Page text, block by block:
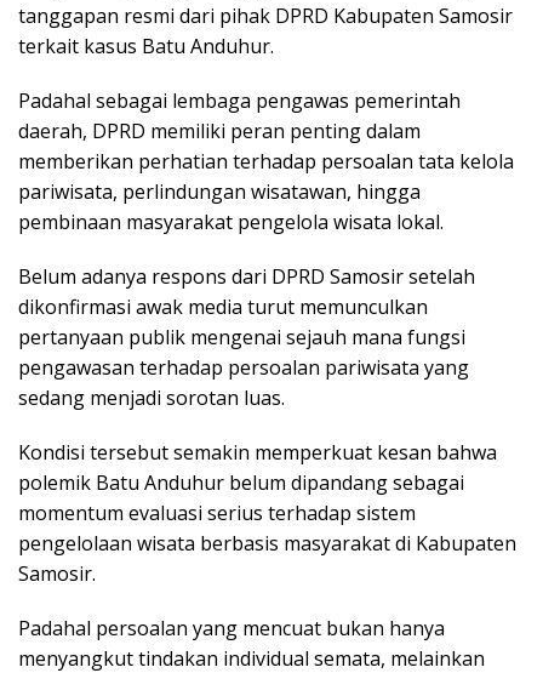
tanggapan resmi dari pihak DPRD Kabupaten Samosir
terkait kasus Batu Anduhur.
Padahal sebagai lembaga pengawas pemerintah
daerah, DPRD memiliki peran penting dalam
memberikan perhatian terhadap persoalan tata kelola
pariwisata, perlindungan wisatawan, hingga
pembinaan masyarakat pengelola wisata lokal.
Belum adanya respons dari DPRD Samosir setelah
dikonfirmasi awak media turut memunculkan
pertanyaan publik mengenai sejauh mana fungsi
pengawasan terhadap persoalan pariwisata yang
sedang menjadi sorotan luas.
Kondisi tersebut semakin memperkuat kesan bahwa
polemik Batu Anduhur belum dipandang sebagai
momentum evaluasi serius terhadap sistem
pengelolaan wisata berbasis masyarakat di Kabupaten
Samosir.
Padahal persoalan yang mencuat bukan hanya
menyangkut tindakan individual semata, melainkan